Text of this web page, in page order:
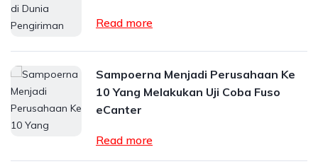
Read more
Sampoerna Menjadi Perusahaan Ke
10 Yang Melakukan Uji Coba Fuso
eCanter
Read more